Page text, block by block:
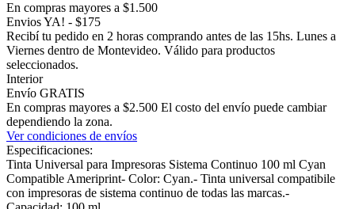
En compras mayores a $1.500
Envios YA! - $175
Recibí tu pedido en 2 horas comprando antes de las 15hs. Lunes a
Viernes dentro de Montevideo. Válido para productos
seleccionados.
Interior
Envío GRATIS
En compras mayores a $2.500 El costo del envío puede cambiar
dependiendo la zona.
Ver condiciones de envíos
Especificaciones:
Tinta Universal para Impresoras Sistema Continuo 100 ml Cyan
Compatible Ameriprint- Color: Cyan.- Tinta universal compatibile
con impresoras de sistema continuo de todas las marcas.-